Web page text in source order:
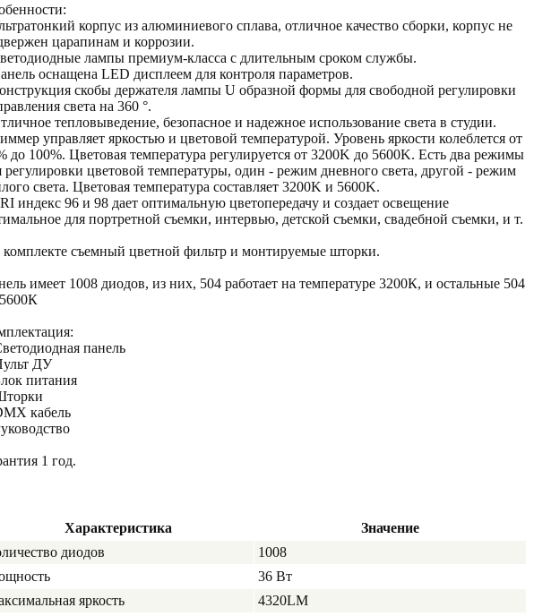
корпус из алюминиевого сплава, отличное качество сборки, корпус не
царапинам и коррозии.
лампы премиум-класса с длительным сроком службы.
оснащена LED дисплеем для контроля параметров.
скобы держателя лампы U образной формы для свободной регулировки
света на 360 °.
тепловыведение, безопасное и надежное использование света в студии.
управляет яркостью и цветовой температурой. Уровень яркости колеблется от
до 100%. Цветовая температура регулируется от 3200K до 5600K. Есть два режимы
регулировки цветовой температуры, один - режим дневного света, другой - режим
света. Цветовая температура составляет 3200K и 5600K.
индекс 96 и 98 дает оптимальную цветопередачу и создает освещение
для портретной съемки, интервью, детской съемки, свадебной съемки, и т.
комплекте съемный цветной фильтр и монтируемые шторки.
имеет 1008 диодов, из них, 504 работает на температуре 3200К, и остальные 504
панель
ДУ
питания
кабель
1 год.
Характеристика
Значение
диодов
1008
36 Вт
яркость
4320LM